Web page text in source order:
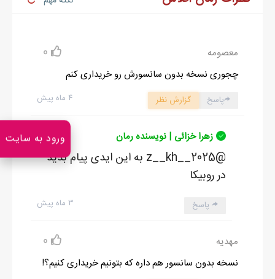
معصومه 0
چجوری نسخه بدون سانسورش رو خریداری کنم
۴ ماه پیش پاسخ گزارش نظر
زهرا خزائی | نویسنده رمان
@z__kh__2025 به این ایدی پیام بدید
در روبیکا
۳ ماه پیش پاسخ
مهدیه 0
نسخه بدون سانسور هم داره که بتونیم خریداری کنیم؟!
ورود به سایت